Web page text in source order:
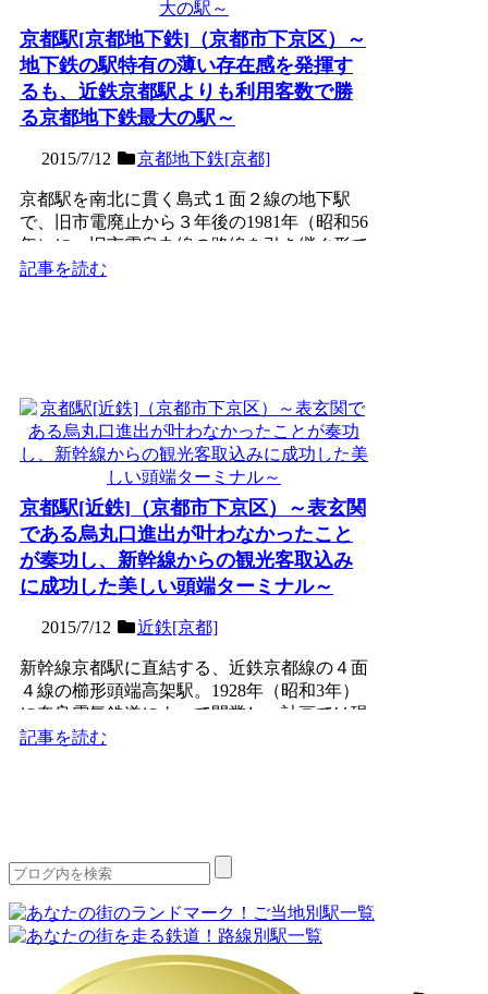
京都駅[京都地下鉄]（京都市下京区）～
地下鉄の駅特有の薄い存在感を発揮す
るも、近鉄京都駅よりも利用客数で勝
る京都地下鉄最大の駅～
2015/7/12 京都地下鉄[京都]
京都駅を南北に貫く島式１面２線の地下駅
で、旧市電廃止から３年後の1981年（昭和56
年）に、旧市電烏丸線の路線を引き継ぐ形で
開通した地下鉄烏...
記事を読む
京都駅[近鉄]（京都市下京区）～表玄関
である烏丸口進出が叶わなかったこと
が奏功し、新幹線からの観光客取込み
に成功した美しい頭端ターミナル～
2015/7/12 近鉄[京都]
新幹線京都駅に直結する、近鉄京都線の４面
４線の櫛形頭端高架駅。1928年（昭和3年）
に奈良電気鉄道によって開業し、計画では現
在の地下鉄京都駅...
記事を読む